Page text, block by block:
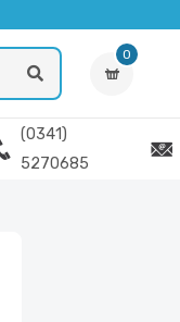
0
(0341)
5270685